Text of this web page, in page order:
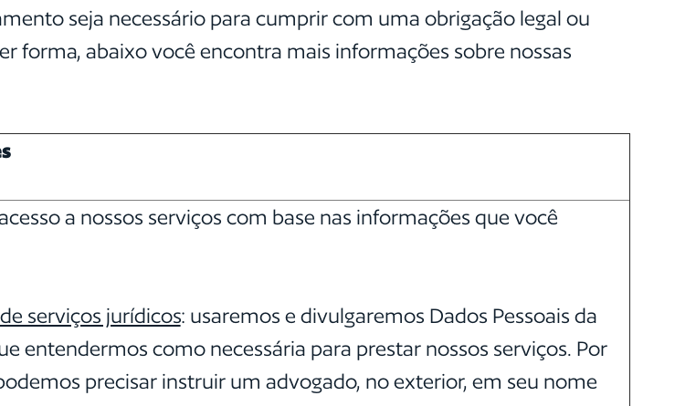
seja necessário para cumprir com uma obrigação legal ou
forma, abaixo você encontra mais informações sobre nossas
a nossos serviços com base nas informações que você
serviços jurídicos: usaremos e divulgaremos Dados Pessoais da
entendermos como necessária para prestar nossos serviços. Por
precisar instruir um advogado, no exterior, em seu nome